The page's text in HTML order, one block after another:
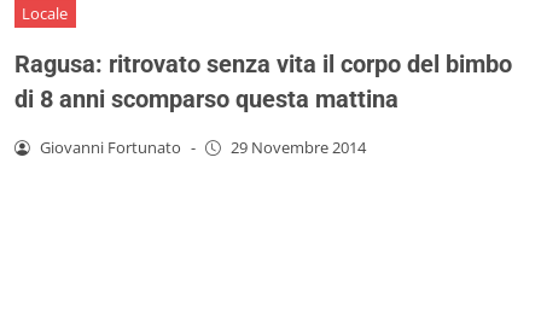
Locale
Ragusa: ritrovato senza vita il corpo del bimbo
di 8 anni scomparso questa mattina
Giovanni Fortunato - 29 Novembre 2014